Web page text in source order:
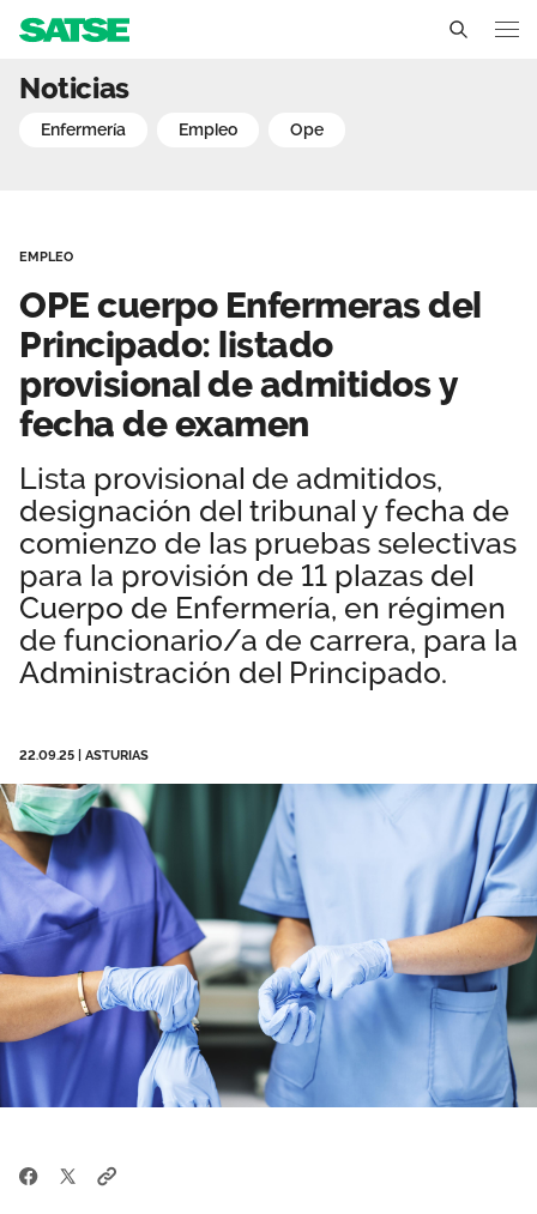
Delegados Sindicales
Estructura organizativa
Transparencia
Secciones sindicales
Servicios
Actualidad
Temas
Sala de prensa
Empleo
Documentos
Vídeos
Asturias
Contáctanos
Área privada
Únete
OPE cuerpo
Noticias
enfermería empleo ope
EMPLEO
OPE cuerpo Enfermeras del
Principado: listado
provisional de admitidos y
fecha de examen
Lista provisional de admitidos,
designación del tribunal y fecha de
comienzo de las pruebas selectivas
para la provisión de 11 plazas del
Cuerpo de Enfermería, en régimen
de funcionario/a de carrera, para la
Administración del Principado.
22.09.25 ASTURIAS